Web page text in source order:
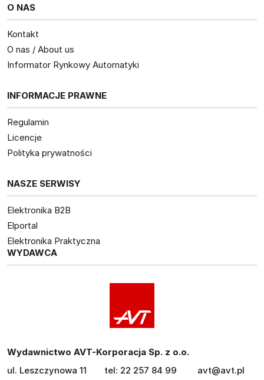
O NAS
Kontakt
O nas / About us
Informator Rynkowy Automatyki
INFORMACJE PRAWNE
Regulamin
Licencje
Polityka prywatności
NASZE SERWISY
Elektronika B2B
Elportal
Elektronika Praktyczna
WYDAWCA
Wydawnictwo AVT-Korporacja Sp. z o.o.
ul. Leszczynowa 11
tel: 22 257 84 99
avt@avt.pl